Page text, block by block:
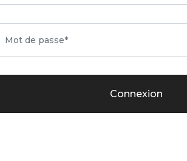
Connexion